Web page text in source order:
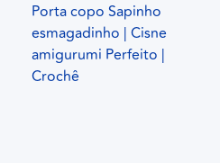
Porta copo Sapinho
esmagadinho | Cisne
amigurumi Perfeito |
Crochê